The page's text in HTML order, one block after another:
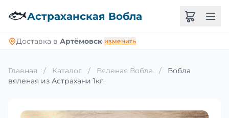
🐟Астраханская Вобла
Доставка в Артёмовск изменить
Главная / Каталог / Вяленая Вобла /
Вобла
вяленая из Астрахани 1кг.